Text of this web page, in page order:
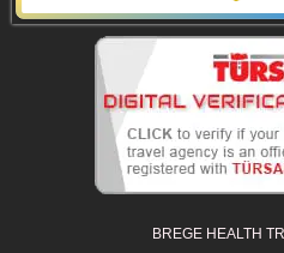
BREGE HEALTH